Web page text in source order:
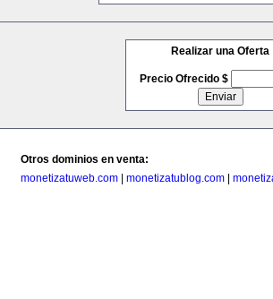
Realizar una Oferta
Precio Ofrecido $
Otros dominios en venta:
monetizatuweb.com
monetizatublog.com